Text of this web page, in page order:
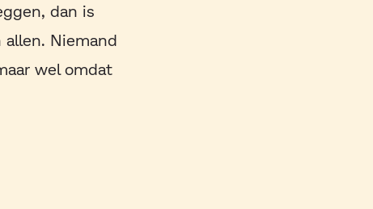
dan is
Niemand
wel omdat